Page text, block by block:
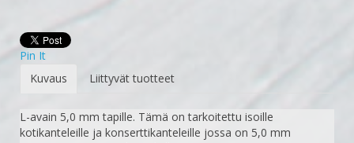
Pin It
Kuvaus
Liittyvät tuotteet
L-avain 5,0 mm tapille. Tämä on tarkoitettu isoille
kotikanteleille ja konserttikanteleille jossa on 5,0 mm